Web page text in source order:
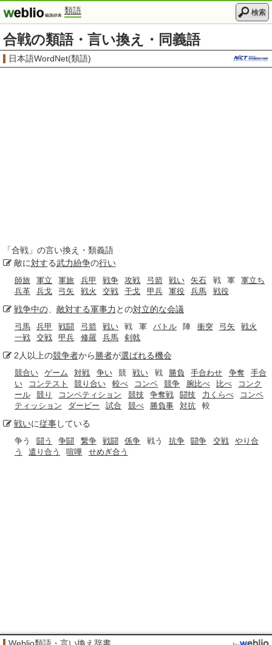
類語 検索
合戦の類語・言い換え・同義語
日本語WordNet(類語)
「合戦 」の言い換え・類義語
敵に対する武力紛争の行い
師旅 軍立 軍旅 兵甲 戦争 攻戦 弓箭 戦い 矢石 戦 軍
軍立ち
兵革
兵戈 弓矢 戦火 交戦 干戈 甲兵 軍役 兵馬 戦役
戦争中の、 敵対する軍事力 との対立的な会議
弓馬 兵甲 戦闘 弓箭 戦い 戦 軍 バトル 陣 衝突 弓矢
戦火
一戦
交戦 甲兵 修羅 兵馬 剣戟
2人以上の競争者から 勝者が選ばれる機会
競合い ゲーム 対戦 争い 競 戦い 戦 勝負 手合わせ 争奪
手合
い
コンテスト 競り合い 較べ コンペ 競争 腕比べ 比べ
コンク
ール
競り コンペティション 競技 争奪戦 闘技 力くらべ
コンペ
ティッション
ダービー 試合 競べ 勝負事 対抗 較
戦いに従事している
争う 闘う 争闘 繋争 戦闘 係争 戦う 抗争 闘争 交戦
やり合
う
遣り合う 喧嘩 せめぎ合う